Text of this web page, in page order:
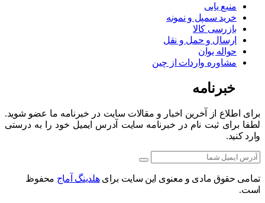
منبع یابی
خرید سمپل و نمونه
بازرسی کالا
ارسال و حمل و نقل
حواله یوان
مشاوره واردات از چین
خبرنامه
برای اطلاع از آخرین اخبار و مقالات سایت در خبرنامه ما عضو شوید.
لطفا برای ثبت نام در خبرنامه سایت آدرس ایمیل خود را به درستی
وارد کنید.
تمامی حقوق مادی و معنوی این سایت برایهلدینگ آماج محفوظ
است.